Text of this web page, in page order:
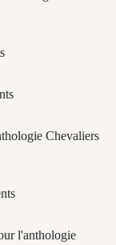
Chevaliers
l'anthologie